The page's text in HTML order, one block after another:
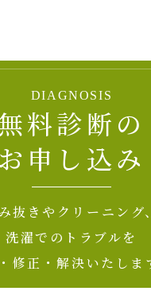
DIAGNOSIS
料診断の
お申し込み
抜きやクリーニング、
洗濯でのトラブルを
修正・解決いたしま